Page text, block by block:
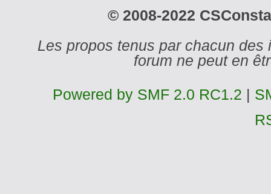
© 2008-2022
Les propos tenus par chacun
forum ne peut en
Powered by SMF 2.0 RC1.2 |